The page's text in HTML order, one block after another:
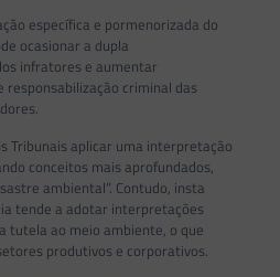
específica e pormenorizada do
ocasionar a dupla
infratores e aumentar
responsabilização criminal das
Tribunais aplicar uma interpretação
conceitos mais aprofundados,
ambiental”. Contudo, insta
tende a adotar interpretações
tutela ao meio ambiente, o que
produtivos e corporativos.